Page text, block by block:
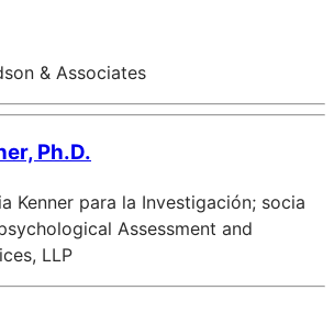
& Associates
Ph.D.
Kenner para la Investigación; socia
Assessment and
LLP